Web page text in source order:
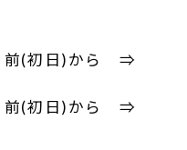
前(初日)から ⇒
前(初日)から ⇒